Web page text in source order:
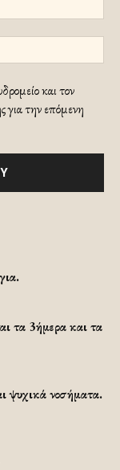
και τον
για την επόμενη
τα 3ήμερα και τα
ψυχικά νοσήματα.